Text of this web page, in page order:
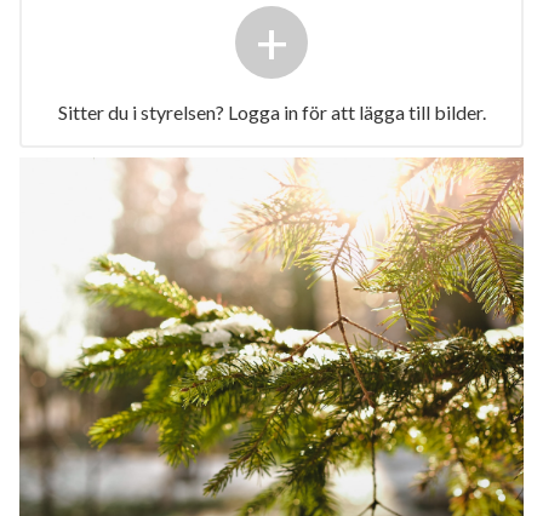
+
Sitter du i styrelsen? Logga in för att lägga till bilder.